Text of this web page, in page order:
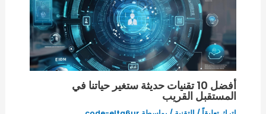
أفضل 10 تقنيات حديثة ستغير حياتنا في
المستقبل القريب